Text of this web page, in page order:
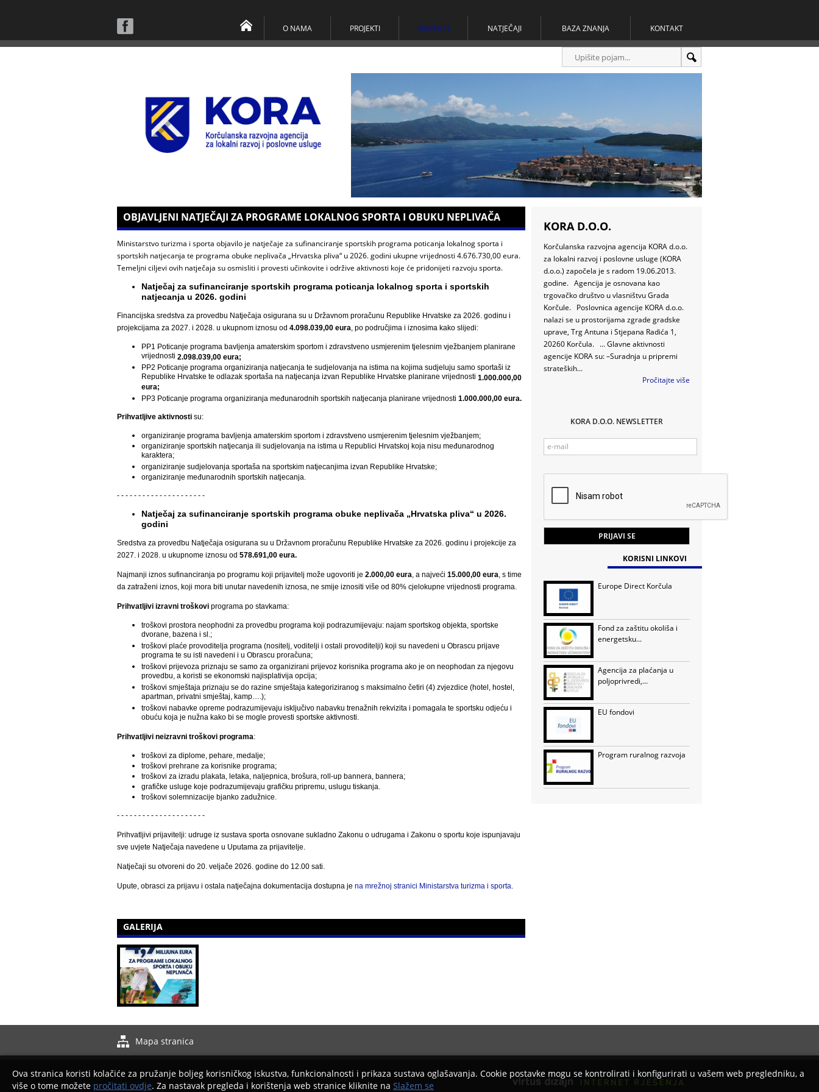
O NAMA PROJEKTI NOVOSTI NATJEČAJI BAZA ZNANJA KONTAKT
OBJAVLJENI NATJEČAJI ZA PROGRAME LOKALNOG SPORTA I OBUKU NEPLIVAČA
Ministarstvo turizma i sporta objavilo je natječaje za sufinanciranje sportskih programa poticanja lokalnog sporta i
sportskih natjecanja te programa obuke neplivača „Hrvatska pliva“ u 2026. godini ukupne vrijednosti 4.676.730,00 eura.
Temeljni ciljevi ovih natječaja su osmisliti i provesti učinkovite i održive aktivnosti koje će pridonijeti razvoju sporta.
Natječaj za sufinanciranje sportskih programa poticanja lokalnog sporta i sportskih
natjecanja u 2026. godini
Financijska sredstva za provedbu Natječaja osigurana su u Državnom proračunu Republike Hrvatske za 2026. godinu i
projekcijama za 2027. i 2028. u ukupnom iznosu od 4.098.039,00 eura , po područjima i iznosima kako slijedi:
PP1 Poticanje programa bavljenja amaterskim sportom i zdravstveno usmjerenim tjelesnim vježbanjem planirane
vrijednosti 2.098.039,00 eura;
PP2 Poticanje programa organiziranja natjecanja te sudjelovanja na istima na kojima sudjeluju samo sportaši iz
Republike Hrvatske te odlazak sportaša na natjecanja izvan Republike Hrvatske planirane vrijednosti 1.000.000,00
eura;
PP3 Poticanje programa organiziranja međunarodnih sportskih natjecanja planirane vrijednosti 1.000.000,00 eura.
Prihvatljive aktivnosti su:
organiziranje programa bavljenja amaterskim sportom i zdravstveno usmjerenim tjelesnim vježbanjem;
organiziranje sportskih natjecanja ili sudjelovanja na istima u Republici Hrvatskoj koja nisu međunarodnog
karaktera;
organiziranje sudjelovanja sportaša na sportskim natjecanjima izvan Republike Hrvatske;
organiziranje međunarodnih sportskih natjecanja.
- - - - - - - - - - - - - - - - - - - - -
Natječaj za sufinanciranje sportskih programa obuke neplivača „Hrvatska pliva“ u 2026.
godini
Sredstva za provedbu Natječaja osigurana su u Državnom proračunu Republike Hrvatske za 2026. godinu i projekcije za
2027. i 2028. u ukupnome iznosu od 578.691,00 eura.
Najmanji iznos sufinanciranja po programu koji prijavitelj može ugovoriti je 2.000,00 eura , a najveći 15.000,00 eura , s time
da zatraženi iznos, koji mora biti unutar navedenih iznosa, ne smije iznositi više od 80% cjelokupne vrijednosti programa.
Prihvatljivi izravni troškovi programa po stavkama:
troškovi prostora neophodni za provedbu programa koji podrazumijevaju: najam sportskog objekta, sportske
dvorane, bazena i sl.;
troškovi plaće provoditelja programa (nositelj, voditelji i ostali provoditelji) koji su navedeni u Obrascu prijave
programa te su isti navedeni i u Obrascu proračuna;
troškovi prijevoza priznaju se samo za organizirani prijevoz korisnika programa ako je on neophodan za njegovu
provedbu, a koristi se ekonomski najisplativija opcija;
troškovi smještaja priznaju se do razine smještaja kategoriziranog s maksimalno četiri (4) zvjezdice (hotel, hostel,
apartman, privatni smještaj, kamp….);
troškovi nabavke opreme podrazumijevaju isključivo nabavku trenažnih rekvizita i pomagala te sportsku odjeću i
obuću koja je nužna kako bi se mogle provesti sportske aktivnosti.
Prihvatljivi neizravni troškovi programa:
troškovi za diplome, pehare, medalje;
troškovi prehrane za korisnike programa;
troškovi za izradu plakata, letaka, naljepnica, brošura, roll-up bannera, bannera;
grafičke usluge koje podrazumijevaju grafičku pripremu, uslugu tiskanja.
troškovi solemnizacije bjanko zadužnice.
- - - - - - - - - - - - - - - - - - - - -
Prihvatljivi prijavitelji: udruge iz sustava sporta osnovane sukladno Zakonu o udrugama i Zakonu o sportu koje ispunjavaju
sve uvjete Natječaja navedene u Uputama za prijavitelje.
Natječaji su otvoreni do 20. veljače 2026. godine do 12.00 sati.
Upute, obrasci za prijavu i ostala natječajna dokumentacija dostupna je na mrežnoj stranici Ministarstva turizma i sporta
GALERIJA
KORA D.O.O.
Korčulanska razvojna agencija KORA d.o.o.
za lokalni razvoj i poslovne usluge (KORA
d.o.o.) započela je s radom 19.06.2013.
godine. Agencija je osnovana kao
trgovačko društvo u vlasništvu Grada
Korčule. Poslovnica agencije KORA d.o.o.
nalazi se u prostorijama zgrade gradske
uprave, Trg Antuna i Stjepana Radića 1,
20260 Korčula. ... Glavne aktivnosti
agencije KORA su: –Suradnja u pripremi
strateških...
Pročitajte više
KORA D.O.O. NEWSLETTER
KORISNI LINKOVI
Europe Direct Korčula
Fond za zaštitu okoliša i
energetsku...
Agencija za plaćanja u
poljoprivredi,...
EU fondovi
Program ruralnog razvoja
Mapa stranica
Izrada web stranica
Ova stranica koristi kolačiće za pružanje boljeg korisničkog iskustva, funkcionalnosti i prikaza sustava oglašavanja. Cookie postavke mogu se kontrolirati i konfigurirati u vašem web pregledniku, a
više o tome možete pročitati ovdje. Za nastavak pregleda i korištenja web stranice kliknite na Slažem se